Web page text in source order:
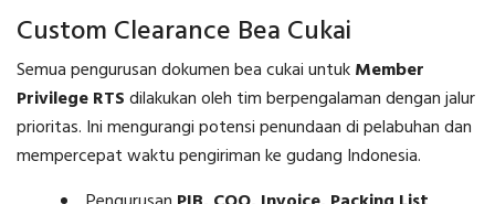
Custom Clearance Bea Cukai
Semua pengurusan dokumen bea cukai untukMember
Privilege RTSdilakukan oleh tim berpengalaman dengan jalur
prioritas. Ini mengurangi potensi penundaan di pelabuhan dan
mempercepat waktu pengiriman ke gudang Indonesia.